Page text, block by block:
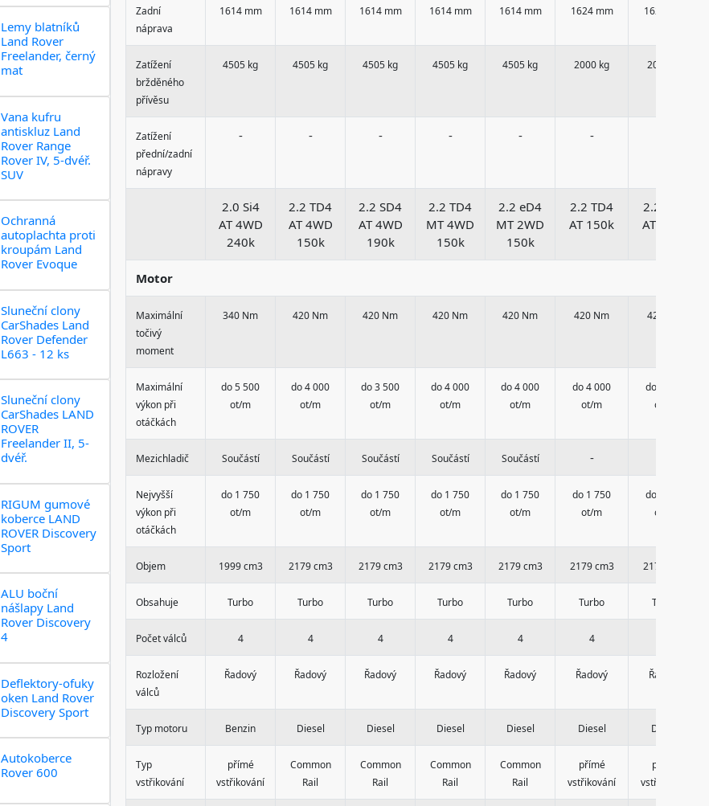
Lemy blatníků
Land Rover
Freelander, černý
mat
Vana kufru
antiskluz Land
Rover Range
Rover IV, 5-dvéř.
SUV
Ochranná
autoplachta proti
kroupám Land
Rover Evoque
Sluneční clony
CarShades Land
Rover Defender
L663 - 12 ks
Sluneční clony
CarShades LAND
ROVER
Freelander II, 5-
dvéř.
RIGUM gumové
koberce LAND
ROVER Discovery
Sport
ALU boční
nášlapy Land
Rover Discovery
4
Deflektory-ofuky
oken Land Rover
Discovery Sport
Autokoberce
Rover 600
Zadní
náprava
1614 mm 1614 mm 1614 mm 1614 mm 1614 mm 1624 mm 1624 mm
Zatížení
bržděného
přívěsu
4505 kg 4505 kg 4505 kg 4505 kg 4505 kg 2000 kg 2000 kg
Zatížení
přední/zadní
nápravy
- - - - - -
2.0 Si4
AT 4WD
240k
2.2 TD4
AT 4WD
150k
2.2 SD4
AT 4WD
190k
2.2 TD4
MT 4WD
150k
2.2 eD4
MT 2WD
150k
2.2 TD4
AT 150k
2.2 SD4
AT 190k
Motor
Maximální
točivý
moment
340 Nm 420 Nm 420 Nm 420 Nm 420 Nm 420 Nm 420 Nm
Maximální
výkon při
otáčkách
do 5 500
ot/m
do 4 000
ot/m
do 3 500
ot/m
do 4 000
ot/m
do 4 000
ot/m
do 4 000
ot/m
do 3 500
ot/m
Mezichladič Součástí Součástí Součástí Součástí Součástí -
Nejvyšší
výkon při
otáčkách
do 1 750
ot/m
do 1 750
ot/m
do 1 750
ot/m
do 1 750
ot/m
do 1 750
ot/m
do 1 750
ot/m
do 1 750
ot/m
Objem 1999 cm3 2179 cm3 2179 cm3 2179 cm3 2179 cm3 2179 cm3 2179 cm3
Obsahuje Turbo Turbo Turbo Turbo Turbo Turbo Turbo
Počet válců 4 4 4 4 4 4
Rozložení
válců
Řadový Řadový Řadový Řadový Řadový Řadový Řadový
Typ motoru Benzin Diesel Diesel Diesel Diesel Diesel Diesel
Typ
vstřikování
přímé
vstřikování
Common
Rail
Common
Rail
Common
Rail
Common
Rail
přímé
vstřikování
přímé
vstřikování